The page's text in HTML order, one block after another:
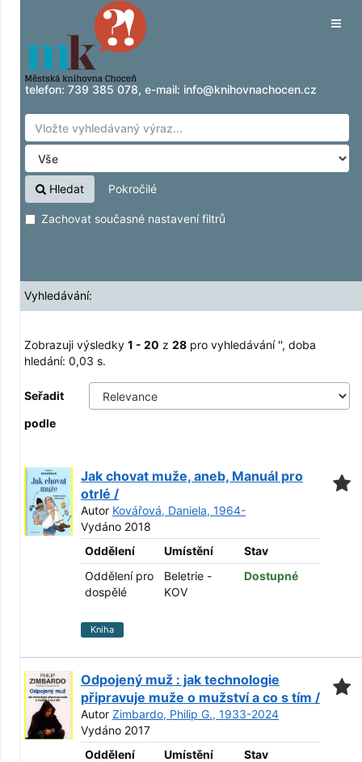
Zobrazuji výsledky1 - 20
Přeskočit na obsah
telefon: 739 385 078, e-mail: info@knihovnachocen.cz
Hledat Pokročilé
Zachovat současné nastavení filtrů
Vyhledávání:
Zobrazuji výsledky 1 - 20 z 28 pro vyhledávání '', doba
hledání: 0,03 s.
Seřadit
podle
Jak chovat muže, aneb, Manuál pro
otrlé /
Autor Kovářová, Daniela, 1964-
Vydáno 2018
Oddělení
Umístění
Stav
Oddělení pro
dospělé
Beletrie -
KOV
Dostupné
Kniha
Odpojený muž : jak technologie
připravuje muže o mužství a co s tím /
Autor Zimbardo, Philip G., 1933-2024
Vydáno 2017
Oddělení
Umístění
Stav